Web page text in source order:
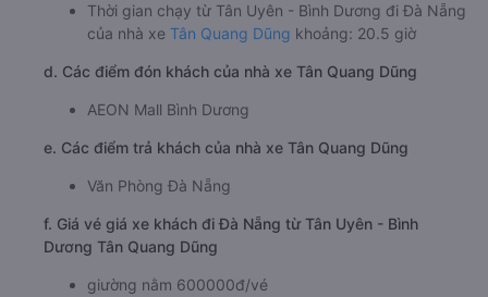
Thời gian chạy từ Tân Uyên - Bình Dương đi Đà Nẵng
của nhà xe Tân Quang Dũng khoảng: 20.5 giờ
d. Các điểm đón khách của nhà xe Tân Quang Dũng
AEON Mall Bình Dương
e. Các điểm trả khách của nhà xe Tân Quang Dũng
Văn Phòng Đà Nẵng
f. Giá vé giá xe khách đi Đà Nẵng từ Tân Uyên - Bình
Dương Tân Quang Dũng
giường nằm 600000đ/vé